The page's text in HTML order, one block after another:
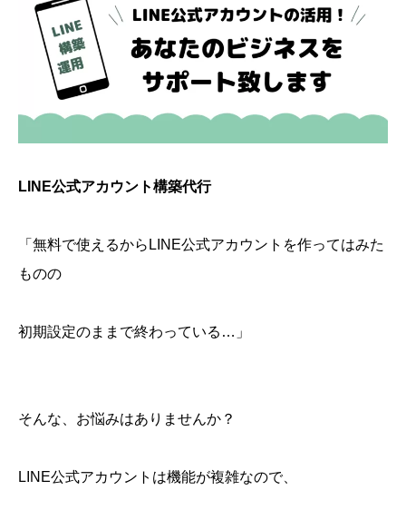
LINE公式アカウント構築代行
「無料で使えるからLINE公式アカウントを作ってはみた
ものの
初期設定のままで終わっている…」
そんな、お悩みはありませんか？
LINE公式アカウントは機能が複雑なので、